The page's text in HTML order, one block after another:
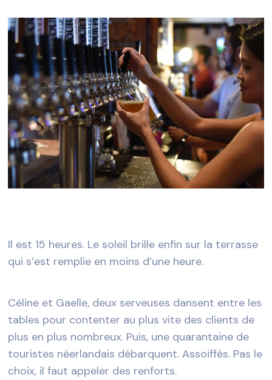
Il est 15 heures. Le soleil brille enfin sur la terrasse
qui s’est remplie en moins d’une heure.
Céline et Gaelle, deux serveuses dansent entre les
tables pour contenter au plus vite des clients de
plus en plus nombreux. Puis, une quarantaine de
touristes néerlandais débarquent. Assoiffés. Pas le
choix, il faut appeler des renforts.